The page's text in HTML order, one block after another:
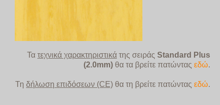
Τα τεχνικά χαρακτηριστικά της σειράς Standard Plus
(2.0mm) θα τα βρείτε πατώντας εδώ.
Τη δήλωση επιδόσεων (CE) θα τη βρείτε πατώντας εδώ.